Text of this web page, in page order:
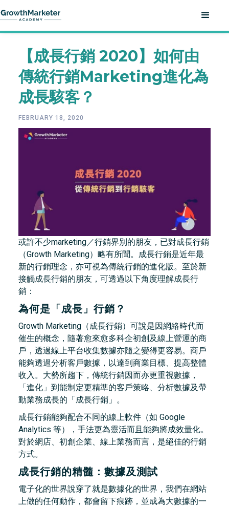
【成長行銷 2020】如何由
傳統行銷Marketing進化為
成長駭客？
FEBRUARY 18, 2020
或許不少marketing／行銷界別的朋友，已對成長行銷
（Growth Marketing）略有所聞。成長行銷是近年最
新的行銷理念，亦可視為傳統行銷的進化版。至於新
接觸成長行銷的朋友，可透過以下角度理解成長行
銷：
為何是「成長」行銷？
Growth Marketing（成長行銷）可說是因網絡時代而
催生的概念，隨著愈來愈多科企初創及線上營運的商
戶，透過線上平台收集數據亦隨之變得更容易。商戶
能夠透過分析客戶數據，以達到商業目標、提高整體
收入。大勢所趨下，傳統行銷因而亦更重視數據，
「進化」到能制定更精準的客戶策略、分析數據及帶
動業務成長的「成長行銷」。
成長行銷能夠配合不同的線上軟件（如 Google
Analytics 等），手法更為靈活而且能夠將成效量化。
對於網店、初創企業、線上業務而言，是絕佳的行銷
方式。
成長行銷的精髓：數據及測試
電子化的世界說穿了就是數據化的世界，我們在網站
上做的任何動作，都會留下痕跡，並成為大數據的一